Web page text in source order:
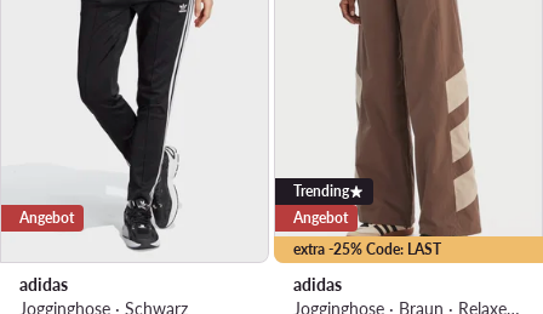
Angebot
adidas
Jogginghose · Schwarz
extra -25% Code: LAST
Trending
Angebot
adidas
Jogginghose · Braun · Relaxed Fit